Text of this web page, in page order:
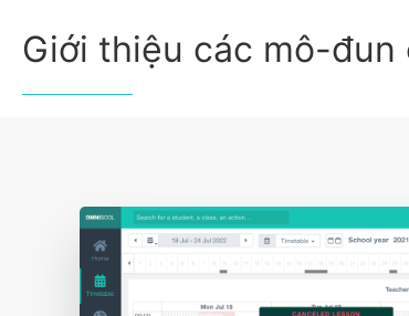
Giới thiệu các mô-đun